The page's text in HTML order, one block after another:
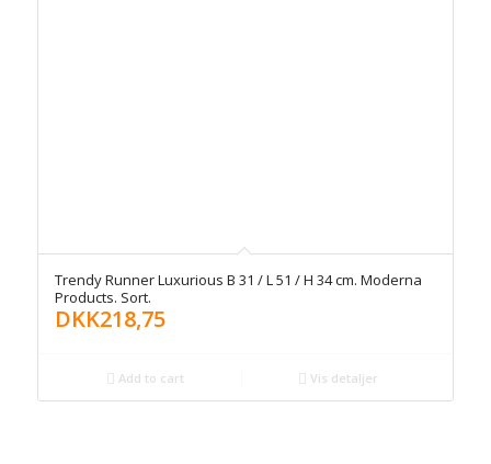
Trendy Runner Luxurious B 31 / L 51 / H 34 cm. Moderna
Products. Sort.
DKK218,75
Add to cart Vis detaljer